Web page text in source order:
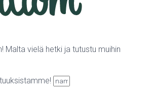
Malta vielä hetki ja tutustu muihin